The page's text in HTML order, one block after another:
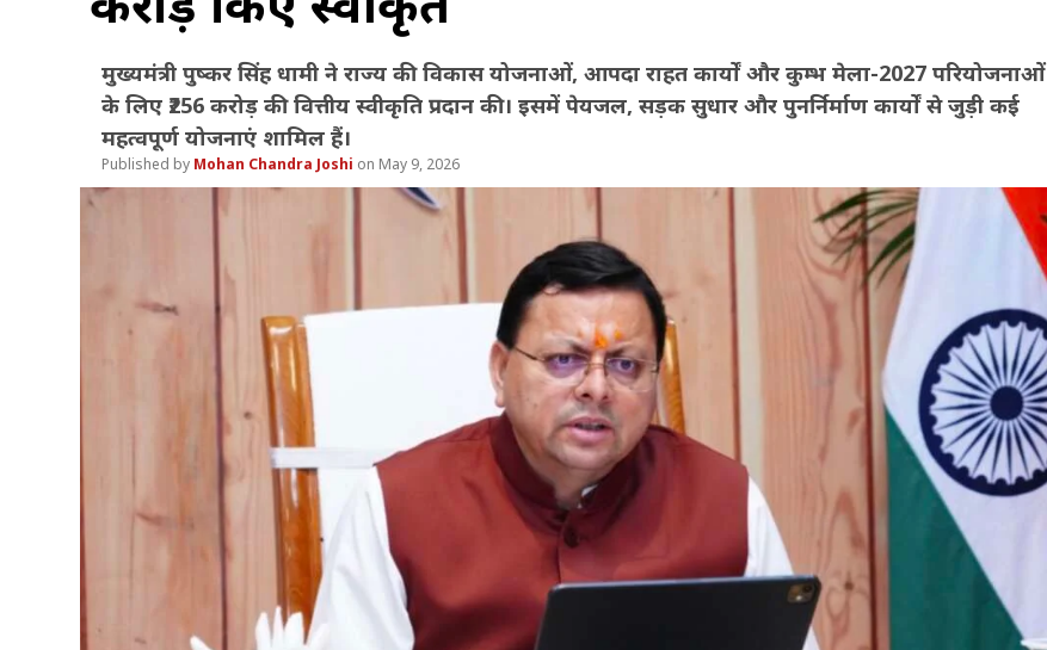
मुख्यमंत्री पुष्कर सिंह धामी ने राज्य की विकास योजनाओं, आपदा राहत कार्यों और कुम्भ मेला-2027 परियोजनाओं
के लिए ₹256 करोड़ की वित्तीय स्वीकृति प्रदान की। इसमें पेयजल, सड़क सुधार और पुनर्निर्माण कार्यों से जुड़ी कई
महत्वपूर्ण योजनाएं शामिल हैं।
Mohan Chandra Joshi May 9, 2026